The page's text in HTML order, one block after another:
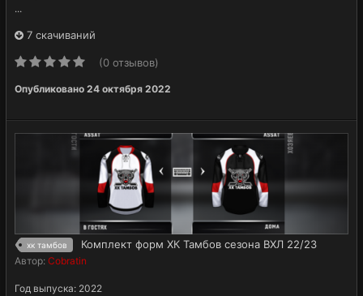
...
7 скачиваний
(0 отзывов)
Опубликовано 24 октября 2022
хк тамбов Комплект форм ХК Тамбов сезона ВХЛ 22/23
Автор: Cobratin
Год выпуска: 2022